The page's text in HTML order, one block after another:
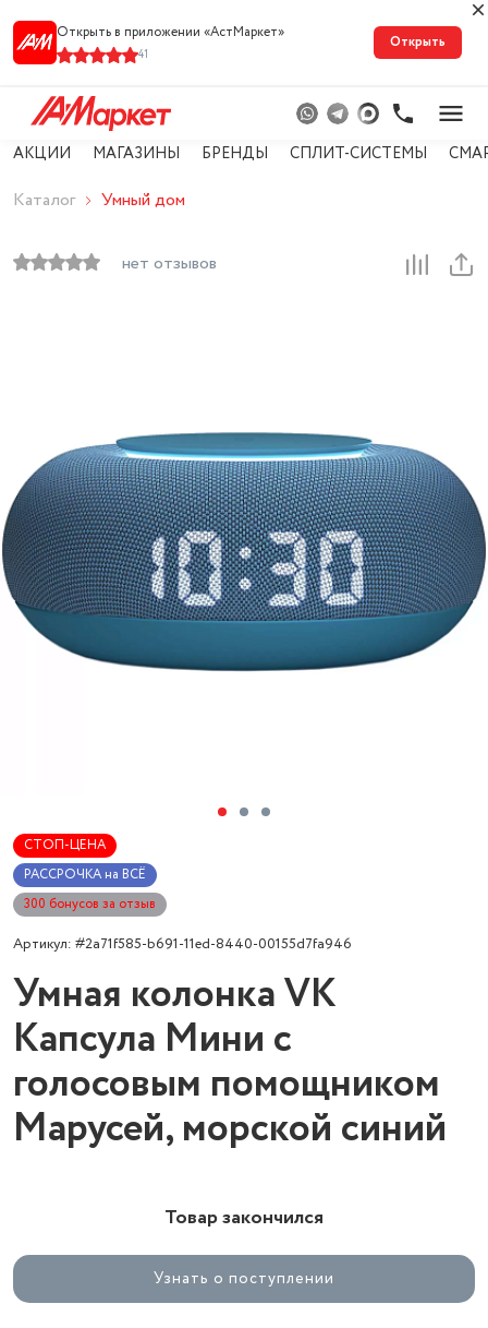
Открыть в приложении «АстМарке‪т‬»
41
Открыть
АКЦИИ МАГАЗИНЫ БРЕНДЫ СПЛИТ-СИСТЕМЫ
Каталог Умный дом
нет отзывов
СТОП-ЦЕНА
РАССРОЧКА на ВСЁ
300 бонусов за отзыв
Артикул: #2a71f585-b691-11ed-8440-00155d7fa946
Умная колонка VK
Капсула Мини с
голосовым помощником
Марусей, морской синий
Товар закончился
Узнать о поступлении